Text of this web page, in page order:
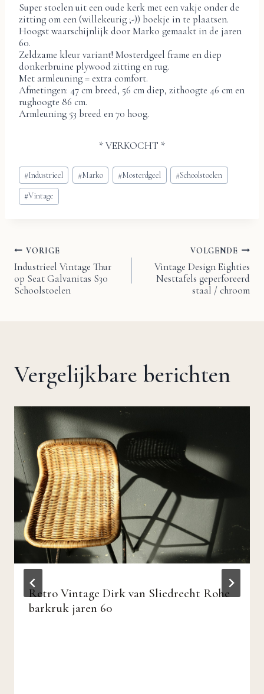
Super stoelen uit een oude kerk met een vakje onder de
zitting om een (willekeurig ;-)) boekje in te plaatsen.
Hoogst waarschijnlijk door Marko gemaakt in de jaren
60.
Zeldzame kleur variant! Mosterdgeel frame en diep
donkerbruine plywood zitting en rug.
Met armleuning = extra comfort.
Afmetingen: 47 cm breed, 56 cm diep, zithoogte 46 cm en
rughoogte 86 cm.
Armleuning 53 breed en 70 hoog.
* VERKOCHT *
Bericht
tags:
#Industrieel #Marko #Mosterdgeel #Schoolstoelen
#Vintage
Bericht
navigatie
VORIGE
Industrieel Vintage Thur
op Seat Galvanitas S30
Schoolstoelen
VOLGENDE
Vintage Design Eighties
Nesttafels geperforeerd
staal / chroom
Vergelijkbare berichten
Retro Vintage Dirk van Sliedrecht Rohe
barkruk jaren 60